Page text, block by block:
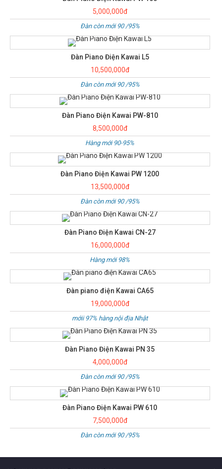
5,000,000đ
Đàn còn mới 90 /95%
Đàn Piano Điện Kawai L5
10,500,000đ
Đàn còn mới 90 /95%
Đàn Piano Điện Kawai PW-810
8,500,000đ
Hàng mới 90-95%
Đàn Piano Điện Kawai PW 1200
13,500,000đ
Đàn còn mới 90 /95%
Đàn Piano Điện Kawai CN-27
16,000,000đ
Hàng mới 98%
Đàn piano điện Kawai CA65
19,000,000đ
mớii 97% hàng nội địa Nhật
Đàn Piano Điện Kawai PN 35
4,000,000đ
Đàn còn mới 90 /95%
Đàn Piano Điện Kawai PW 610
7,500,000đ
Đàn còn mới 90 /95%